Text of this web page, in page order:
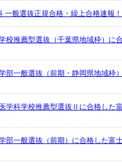
般選抜正規合格・繰上合格速報！
校推薦型選抜（千葉県地域枠）に
部一般選抜（前期・静岡県地域枠
学科学校推薦型選抜Ⅱに合格した
部一般選抜（前期）に合格した富